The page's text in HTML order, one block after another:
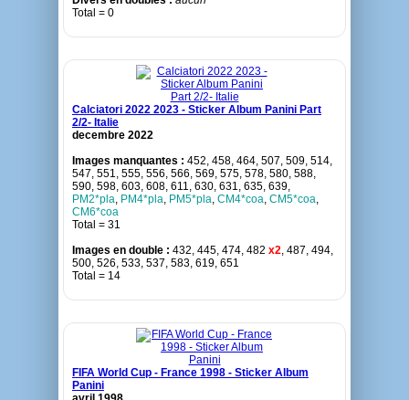
Total = 0
Calciatori 2022 2023 - Sticker Album Panini Part
2/2- Italie
decembre 2022
Images manquantes : 452, 458, 464, 507, 509, 514,
547, 551, 555, 556, 566, 569, 575, 578, 580, 588,
590, 598, 603, 608, 611, 630, 631, 635, 639,
PM2*pla, PM4*pla, PM5*pla, CM4*coa, CM5*coa,
CM6*coa
Total = 31
Images en double : 432, 445, 474, 482 x2, 487, 494,
500, 526, 533, 537, 583, 619, 651
Total = 14
FIFA World Cup - France 1998 - Sticker Album
Panini